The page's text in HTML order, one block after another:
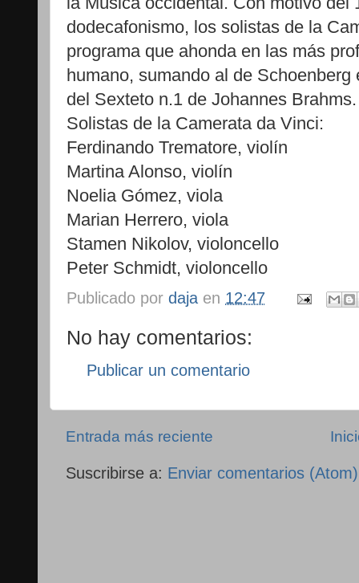
dodecafonismo, los solistas de la
programa que ahonda en las más
humano, sumando al de
del Sexteto n.1 de Johannes Brahms.
Solistas de la Camerata da Vinci:
Ferdinando Trematore, violín
Martina Alonso, violín
Noelia Gómez, viola
Marian Herrero, viola
Stamen Nikolov, violoncello
Peter Schmidt, violoncello
Publicado por daja en 12:47
No hay comentarios:
Publicar un comentario
Entrada más reciente
Suscribirse a: Enviar comentarios (Atom)